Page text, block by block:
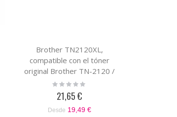
Brother TN2120XL,
compatible con el tóner
original Brother TN-2120 /
SP1200
Rating:
21,65 €
Desde 19,49 €